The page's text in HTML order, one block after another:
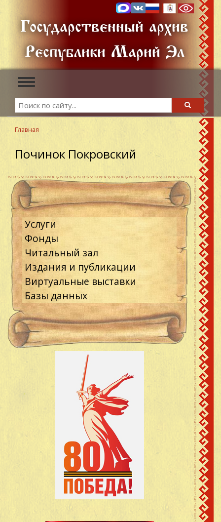
основному
содержанию
Государственный архив
Республики Марий Эл
Toggle
navigation
Search
Search
Главная
Починок Покровский
Услуги
Фонды
Читальный зал
Издания и публикации
Виртуальные выставки
Базы данных